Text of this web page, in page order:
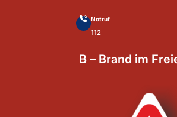
Notruf
112
B – Brand im